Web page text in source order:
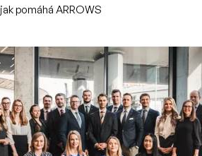
pomáhá ARROWS